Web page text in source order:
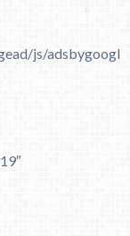
js/adsbygoogl